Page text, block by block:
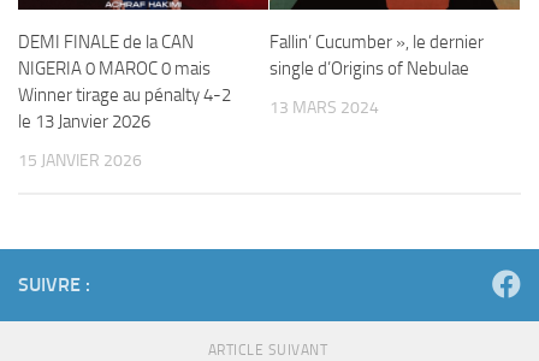
DEMI FINALE de la CAN
NIGERIA 0 MAROC 0 mais
Winner tirage au pénalty 4-2
le 13 Janvier 2026
15 JANVIER 2026
Fallin’ Cucumber », le dernier
single d’Origins of Nebulae
13 MARS 2024
SUIVRE :
ARTICLE SUIVANT